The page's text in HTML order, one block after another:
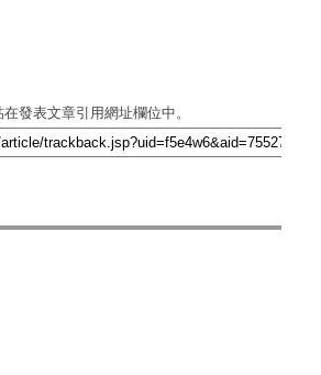
發表文章引用網址欄位中。